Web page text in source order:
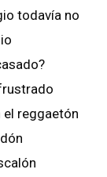
todavía no
el reggaetón